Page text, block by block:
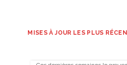
MISES À JOUR LES PLUS